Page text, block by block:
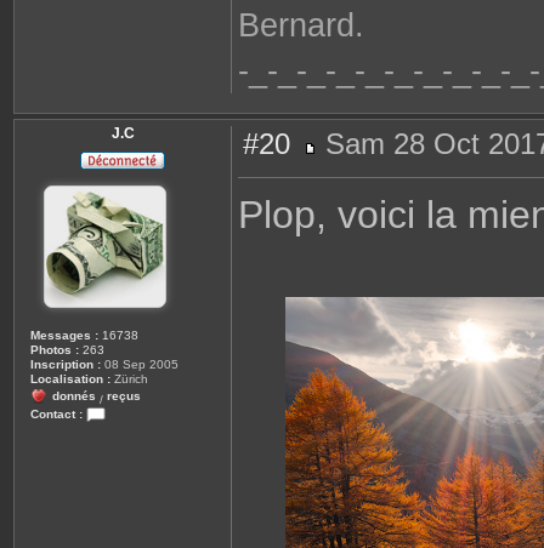
Bernard.
-_-_-_-_-_-_-_-_-_-
J.C
Messages : 16738
Photos : 263
Inscription : 08 Sep 2005
Localisation : Zürich
donnés / reçus
Contact :
#20
e
g
Sam 28 Oct
Plop, voici la